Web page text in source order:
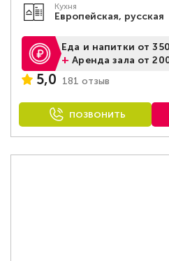
Кухня
Европейская, русская
Еда и напитки от
+Аренда зала от
5,0 181 отзыв
ПОЗВОНИТЬ